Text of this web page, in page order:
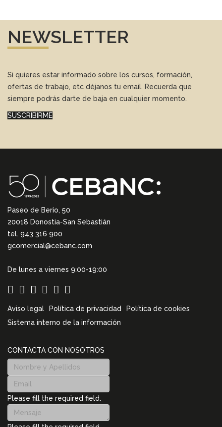
NEWSLETTER
Si quieres estar informado sobre los cursos, formación,
ofertas de trabajo, etc déjanos tu email. Recuerda que
siempre podrás darte de baja en cualquier momento.
SUSCRIBIRME
Paseo de Berio, 50
20018 Donostia-San Sebastián
tel. 943 316 900
gcomercial@cebanc.com
De lunes a viernes 9:00-19:00
Aviso legal Política de privacidad
Política de cookies
Sistema interno de la información
CONTACTA CON NOSOTROS
Please fill the required field.